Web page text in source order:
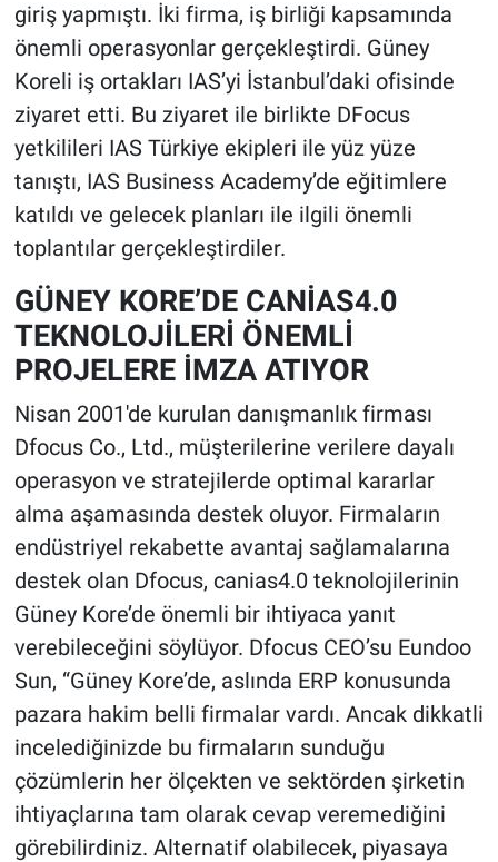
giriş yapmıştı. İki firma, iş birliği kapsamında
önemli operasyonlar gerçekleştirdi. Güney
Koreli iş ortakları IAS’yi İstanbul’daki ofisinde
ziyaret etti. Bu ziyaret ile birlikte DFocus
yetkilileri IAS Türkiye ekipleri ile yüz yüze
tanıştı, IAS Business Academy’de eğitimlere
katıldı ve gelecek planları ile ilgili önemli
toplantılar gerçekleştirdiler.
GÜNEY KORE’DE CANİAS4.0
TEKNOLOJİLERİ ÖNEMLİ
PROJELERE İMZA ATIYOR
Nisan 2001'de kurulan danışmanlık firması
Dfocus Co., Ltd., müşterilerine verilere dayalı
operasyon ve stratejilerde optimal kararlar
alma aşamasında destek oluyor. Firmaların
endüstriyel rekabette avantaj sağlamalarına
destek olan Dfocus, canias4.0 teknolojilerinin
Güney Kore’de önemli bir ihtiyaca yanıt
verebileceğini söylüyor. Dfocus CEO’su Eundoo
Sun, “Güney Kore’de, aslında ERP konusunda
pazara hakim belli firmalar vardı. Ancak dikkatli
incelediğinizde bu firmaların sunduğu
çözümlerin her ölçekten ve sektörden şirketin
ihtiyaçlarına tam olarak cevap veremediğini
görebilirdiniz. Alternatif olabilecek, piyasaya